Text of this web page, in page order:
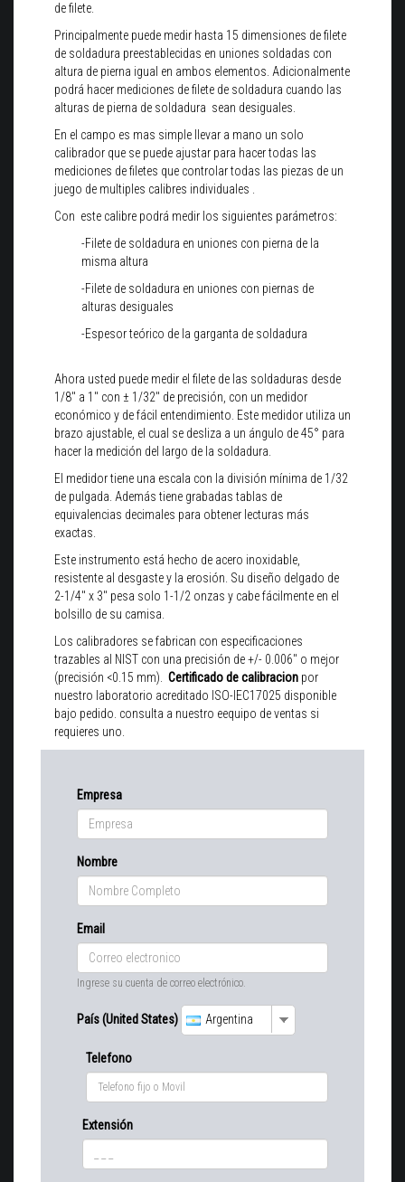
de filete.
Principalmente puede medir hasta 15 dimensiones de filete
de soldadura preestablecidas en uniones soldadas con
altura de pierna igual en ambos elementos. Adicionalmente
podrá hacer mediciones de filete de soldadura cuando las
alturas de pierna de soldadura sean desiguales.
En el campo es mas simple llevar a mano un solo
calibrador que se puede ajustar para hacer todas las
mediciones de filetes que controlar todas las piezas de un
juego de multiples calibres individuales .
Con este calibre podrá medir los siguientes parámetros:
-Filete de soldadura en uniones con pierna de la
misma altura
-Filete de soldadura en uniones con piernas de
alturas desiguales
-Espesor teórico de la garganta de soldadura
Ahora usted puede medir el filete de las soldaduras desde
1/8" a 1" con ± 1/32" de precisión, con un medidor
económico y de fácil entendimiento. Este medidor utiliza un
brazo ajustable, el cual se desliza a un ángulo de 45° para
hacer la medición del largo de la soldadura.
El medidor tiene una escala con la división mínima de 1/32
de pulgada. Además tiene grabadas tablas de
equivalencias decimales para obtener lecturas más
exactas.
Este instrumento está hecho de acero inoxidable,
resistente al desgaste y la erosión. Su diseño delgado de
2-1/4" x 3" pesa solo 1-1/2 onzas y cabe fácilmente en el
bolsillo de su camisa.
Los calibradores se fabrican con especificaciones
trazables al NIST con una precisión de +/- 0.006" o mejor
(precisión <0.15 mm). Certificado de calibracion por
nuestro laboratorio acreditado ISO-IEC17025 disponible
bajo pedido. consulta a nuestro eequipo de ventas si
requieres uno.
Empresa
Nombre
Email
Ingrese su cuenta de correo electrónico.
País (United States) Argentina
Telefono
Extensión